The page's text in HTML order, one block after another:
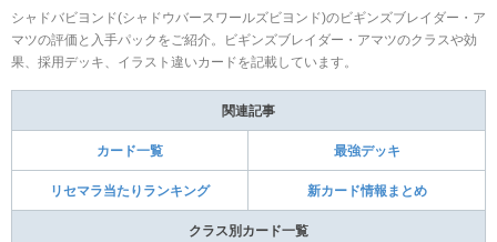
シャドバビヨンド(シャドウバースワールズビヨンド)のビギンズブレイダー・ア
マツの評価と入手パックをご紹介。ビギンズブレイダー・アマツのクラスや効
果、採用デッキ、イラスト違いカードを記載しています。
関連記事
カード一覧 最強デッキ
リセマラ当たりランキング 新カード情報まとめ
クラス別カード一覧